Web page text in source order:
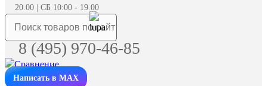
20.00 | СБ 10:00 - 19.00
8 (495) 970-46-85
Написать в MAX